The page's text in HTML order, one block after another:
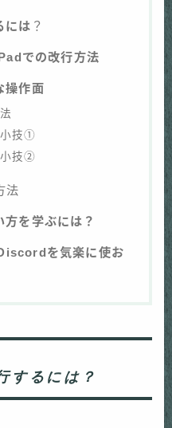
には ？
での改行方法
操作面
小技①
小技②
法
方を学ぶには？
を気楽に使お
るには ？